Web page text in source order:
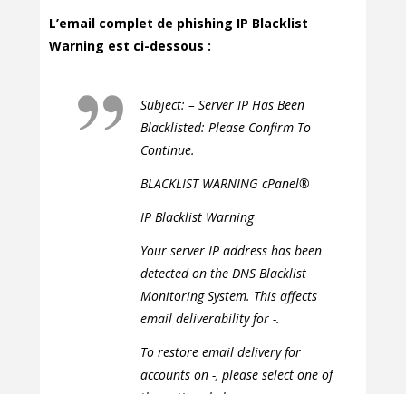
L’email complet de phishing IP Blacklist
Warning est ci-dessous :
Subject: – Server IP Has Been
Blacklisted: Please Confirm To
Continue.
BLACKLIST WARNING cPanel®
IP Blacklist Warning
Your server IP address has been
detected on the DNS Blacklist
Monitoring System. This affects
email deliverability for -.
To restore email delivery for
accounts on -, please select one of